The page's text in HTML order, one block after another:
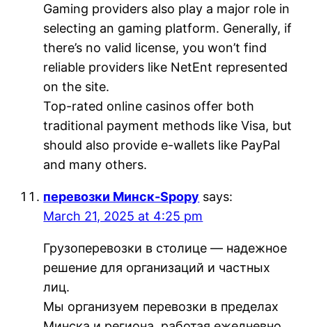
Gaming providers also play a major role in
selecting an gaming platform. Generally, if
there’s no valid license, you won’t find
reliable providers like NetEnt represented
on the site.
Top-rated online casinos offer both
traditional payment methods like Visa, but
should also provide e-wallets like PayPal
and many others.
перевозки Минск-Spopy says:
March 21, 2025 at 4:25 pm
Грузоперевозки в столице — надежное
решение для организаций и частных
лиц.
Мы организуем перевозки в пределах